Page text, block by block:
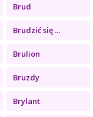
Brud
Brudzić się ...
Brulion
Bruzdy
Brylant